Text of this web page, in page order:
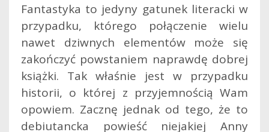
Fantastyka to jedyny gatunek literacki w
przypadku, którego połączenie wielu
nawet dziwnych elementów może się
zakończyć powstaniem naprawdę dobrej
książki. Tak właśnie jest w przypadku
historii, o której z przyjemnością Wam
opowiem. Zacznę jednak od tego, że to
debiutancka powieść niejakiej Anny